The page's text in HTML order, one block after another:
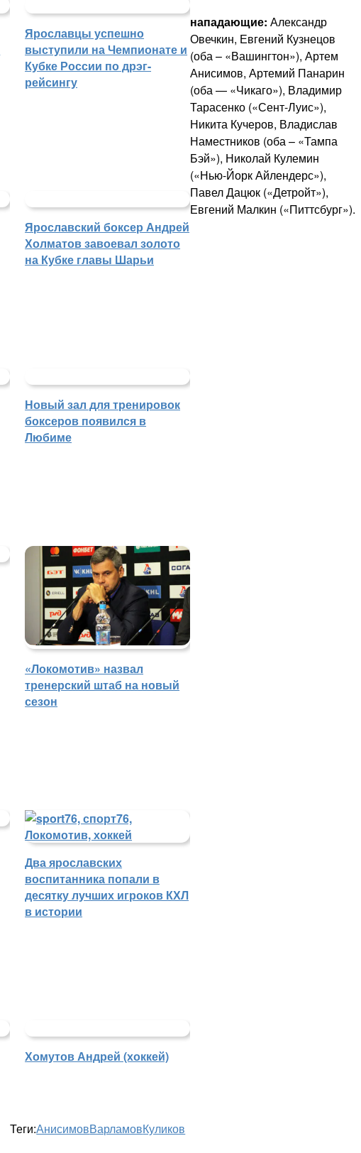
Ярославцы успешно
выступили на Чемпионате и
Кубке России по дрэг-
рейсингу
Ярославский боксер Андрей
Холматов завоевал золото
на Кубке главы Шарьи
Новый зал для тренировок
боксеров появился в
Любиме
«Локомотив» назвал
тренерский штаб на новый
сезон
Два ярославских
воспитанника попали в
десятку лучших игроков КХЛ
в истории
Хомутов Андрей (хоккей)
нападающие: Александр
Овечкин, Евгений Кузнецов
(оба – «Вашингтон»), Артем
Анисимов, Артемий Панарин
(оба — «Чикаго»), Владимир
Тарасенко («Сент-Луис»),
Никита Кучеров, Владислав
Наместников (оба – «Тампа
Бэй»), Николай Кулемин
(«Нью-Йорк Айлендерс»),
Павел Дацюк («Детройт»),
Евгений Малкин («Питтсбург»).
Теги:АнисимовВарламовКуликов